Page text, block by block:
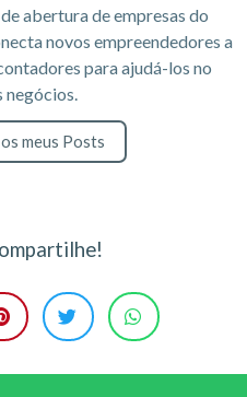
abertura de empresas do
novos empreendedores a
para ajudá-los no
negócios.
meus Posts